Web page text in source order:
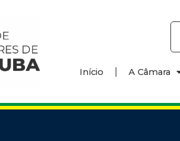
Início A Câmara